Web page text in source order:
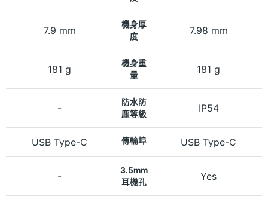
7.9 mm
機身厚
度
7.98 mm
181 g
機身重
量
181 g
-
防水防
塵等級
IP54
USB Type-C 傳輸埠 USB Type-C
-
3.5mm
耳機孔
Yes